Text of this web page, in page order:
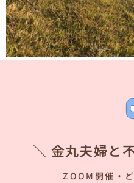
＼ 金丸夫婦と
ZOOM開催・